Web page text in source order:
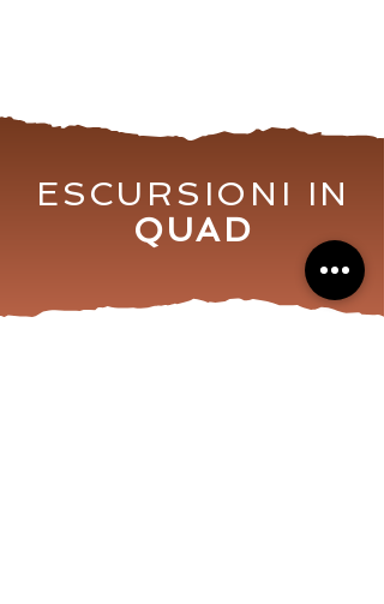
ESCURSIONI IN
QUAD